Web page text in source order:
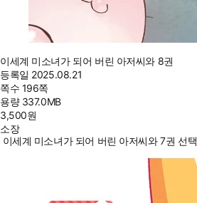
이세계 미소녀가 되어 버린 아저씨와 8권
등록일 2025.08.21
쪽수 196쪽
용량 337.0MB
3,500원
소장
이세계 미소녀가 되어 버린 아저씨와 7권 선택